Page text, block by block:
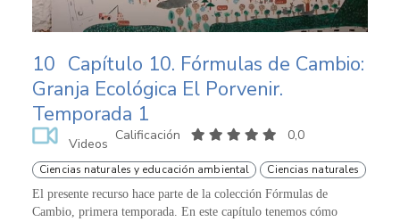
10 Capítulo 10. Fórmulas de Cambio:
Granja Ecológica El Porvenir.
Temporada 1
Videos
Calificación 0,0
Ciencias naturales y educación ambiental Ciencias naturales
El presente recurso hace parte de la colección Fórmulas de
Cambio, primera temporada. En este capítulo tenemos cómo